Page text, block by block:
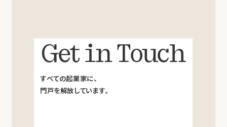
Get in Touch
すべての起業家に、
門戸を解放しています。